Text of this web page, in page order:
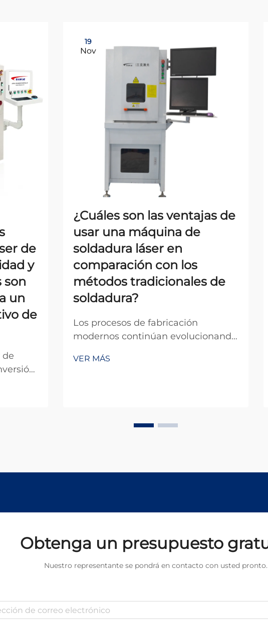
de
y
son
un
de
de
19
Nov
¿Cuáles son las ventajas de
usar una máquina de
soldadura láser en
comparación con los
métodos tradicionales de
soldadura?
Los procesos de fabricación
modernos continúan evolucionando
tecnología de soldadura se
máquina de soldadura láser, que
aplicaciones en sectores de alta
VER MÁS
Obtenga un presupuesto
Nuestro representante se pondrá en contacto con usted pronto.